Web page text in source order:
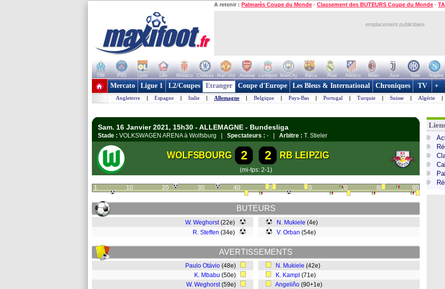
A retenir : Palmarès Coupe du Monde - Classement des BUTEURS Coupe du Monde -
emplacement publicitaire
OM PSG Lyon Lille Monaco Chelsea Man Utd Arsenal Liverpool ManCity Barca Real Atletico Milan Juve Inter Naples
+ de clubs
Mercato Ligue 1 L2/Coupes Etranger Coupe d'Europe Les Bleus & International Chroniques TV +
Angleterre | Espagne | Italie | Allemagne | Belgique | Pays-Bas | Portugal | Turquie | Suisse | Algérie |
Sam. 16 Janvier 2021, 15h30 - ALLEMAGNE - Bundesliga
Stade : VOLKSWAGEN ARENA à Wolfsburg | Spectateurs : - | Arbitre : T. Stieler
WOLFSBOURG 2 2 RB LEIPZIG
(mi-tps: 2-1)
1 10 20 30 40 50 60 70 80 90
BUTEURS
W. Weghorst(22e)
R. Steffen (34e)
N. Mukiele (4e)
V. Orban (54e)
AVERTISSEMENTS
Paulo Otávio (48e)
K. Mbabu (50e)
W. Weghorst(59e)
N. Mukiele (42e)
K. Kampl (71e)
Angeliño (90+1e)